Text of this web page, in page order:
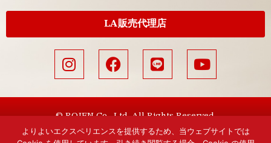
LA販売代理店
© ROJEN Co., Ltd. All Rights Reserved.
よりよいエクスペリエンスを提供するため、当ウェブサイトでは